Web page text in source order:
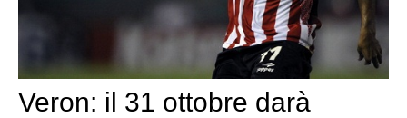
Veron: il 31 ottobre darà